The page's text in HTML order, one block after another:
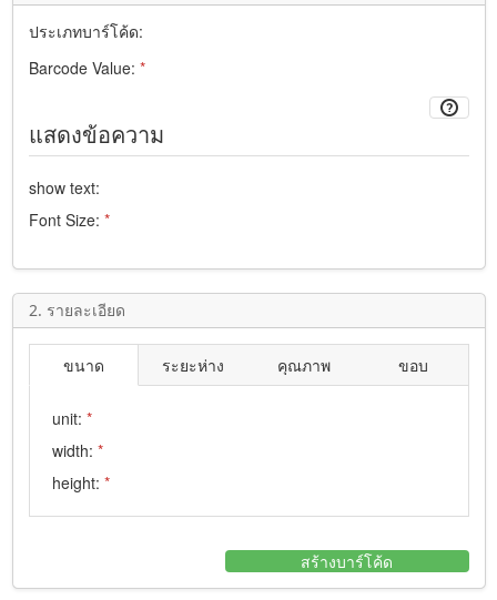
ประเภทบาร์โค้ด:
Barcode Value: *
แสดงข้อความ
show text:
Font Size: *
2. รายละเอียด
ขนาด ระยะห่าง คุณภาพ ขอบ
unit: *
width: *
height: *
สร้างบาร์โค้ด